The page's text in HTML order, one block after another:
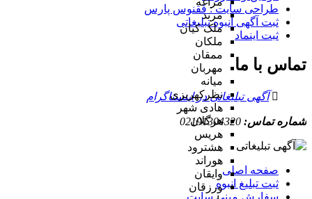
مرند
ملک کیان
ملکان
ممقان
مهربان
میانه
نظرکهریزی
هادی شهر
هرگلان
هریس
هشترود
هوراند
وایقان
ورزقان
طراحی سایت : ققنوس پارس
ثبت آگهی انبوه تبلیغاتی
ثبت اینماد
تماس با ما
آگهی تبلیغاتی در اینستاگرام
شماره تماس: 02191304320
صفحه اصلی
ثبت تبلیغ انبوه